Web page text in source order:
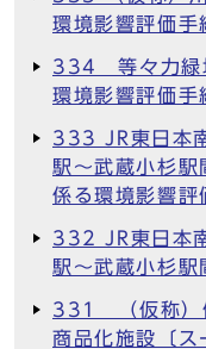
環境影響評価手
334 等々力緑
環境影響評価手
333 JR東日本
駅～武蔵小杉駅
係る環境影響評
332 JR東日本
駅～武蔵小杉駅
331 （仮称）
商品化施設〔ス